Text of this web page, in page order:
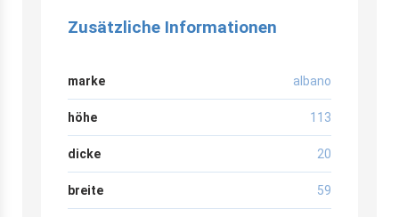
Zusätzliche Informationen
marke albano
höhe 113
dicke 20
breite 59